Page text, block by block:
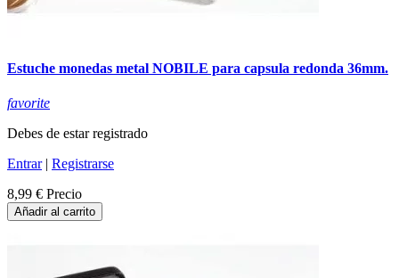
Estuche monedas metal NOBILE para capsula redonda 36mm.
favorite
Debes de estar registrado
Entrar| Registrarse
8,99 € Precio
Añadir al carrito